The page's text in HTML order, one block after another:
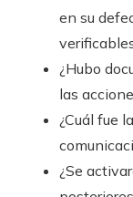
en su
¿Hubo
las
¿Cuál fue
¿Se